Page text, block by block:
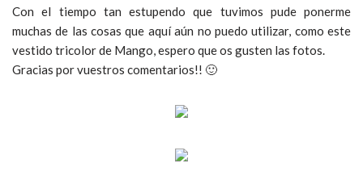
Con el tiempo tan estupendo que tuvimos pude ponerme
muchas de las cosas que aquí aún no puedo utilizar, como este
vestido tricolor de Mango, espero que os gusten las fotos.
Gracias por vuestros comentarios!! 🙂